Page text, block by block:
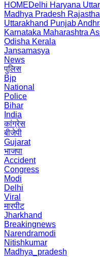
HOMEDelhi Haryana
Madhya Pradesh
Uttarakhand Punjab
Karnataka Maharashtra
Odisha Kerala
Jansamasya
News
पुलिस
Bjp
National
Police
Bihar
India
कांग्रेस
बीजेपी
Gujarat
भाजपा
Accident
Congress
Modi
Delhi
Viral
मारपीट
Jharkhand
Breakingnews
Narendramodi
Nitishkumar
Madhya_pradesh